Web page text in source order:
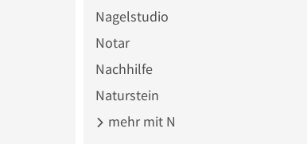
Nagelstudio
Notar
Nachhilfe
Naturstein
mehr mit N